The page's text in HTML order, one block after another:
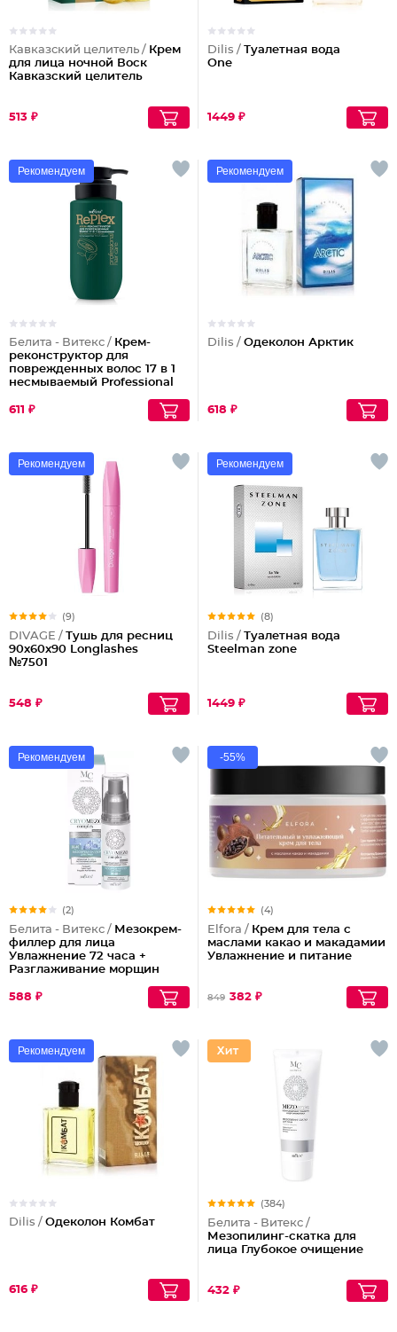
Кавказский целитель / Крем
для лица ночной Воск
Кавказский целитель
513 ₽
Dilis / Туалетная вода
One
1449 ₽
Рекомендуем
Белита - Витекс / Крем-
реконструктор для
поврежденных волос 17 в 1
несмываемый Professional
611 ₽
Рекомендуем
Dilis / Одеколон Арктик
618 ₽
Рекомендуем
(9)
DIVAGE / Тушь для ресниц
90x60x90 Longlashes
№7501
548 ₽
Рекомендуем
(8)
Dilis / Туалетная вода
Steelman zone
1449 ₽
Рекомендуем
(2)
Белита - Витекс / Мезокрем-
филлер для лица
Увлажнение 72 часа +
Разглаживание морщин
588 ₽
-55%
(4)
Elfora / Крем для тела с
маслами какао и макадамии
Увлажнение и питание
849 382 ₽
Рекомендуем
Dilis / Одеколон Комбат
616 ₽
(384)
Белита - Витекс /
Мезопилинг-скатка для
лица Глубокое очищение
432 ₽